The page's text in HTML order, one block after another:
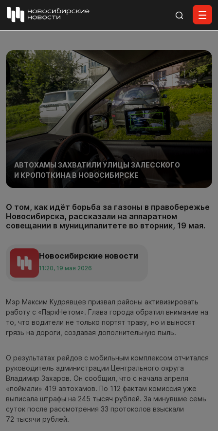
АВТОХАМЫ ЗАХВАТИЛИ УЛИЦЫ ЗАЛЕССКОГО
И КРОПОТКИНА В НОВОСИБИРСКЕ
О том, как идёт борьба за газоны в правобережье
Новосибирска, рассказали на аппаратном
совещании в муниципалитете во вторник, 19 мая.
Новосибирские новости
11:20, 19 мая 2026
Мэр Максим Кудрявцев призвал районы активизировать
работу с «ПаркНетом». Глава города обратил внимание на
то, что водители не только портят траву, но и выносят
грязь на дороги, создавая дополнительную пыль.
О результатах рейдов с мобильным комплексом отчитался
руководитель администрации Центрального округа
Владимир Захаров. Он сообщил, что с начала апреля
«поймали» 419 автохамов. По 112 фактам комиссия уже
выписала штрафы на 245 тысяч рублей. За минувшие семь
суток после рассмотрения 33 протоколов взыскали
72 тысячи рублей.